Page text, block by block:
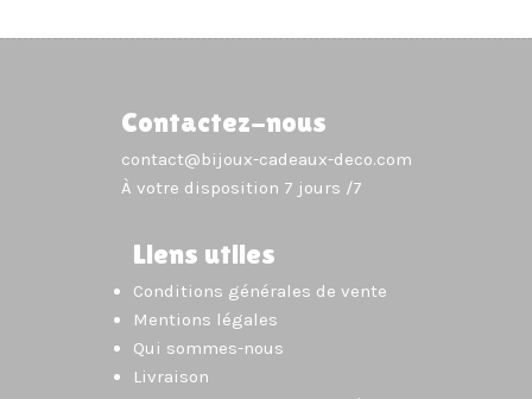
Contactez-nous
contact@bijoux-cadeaux-deco.com
À votre disposition 7 jours /7
Liens utiles
Conditions générales de vente
Mentions légales
Qui sommes-nous
Livraison